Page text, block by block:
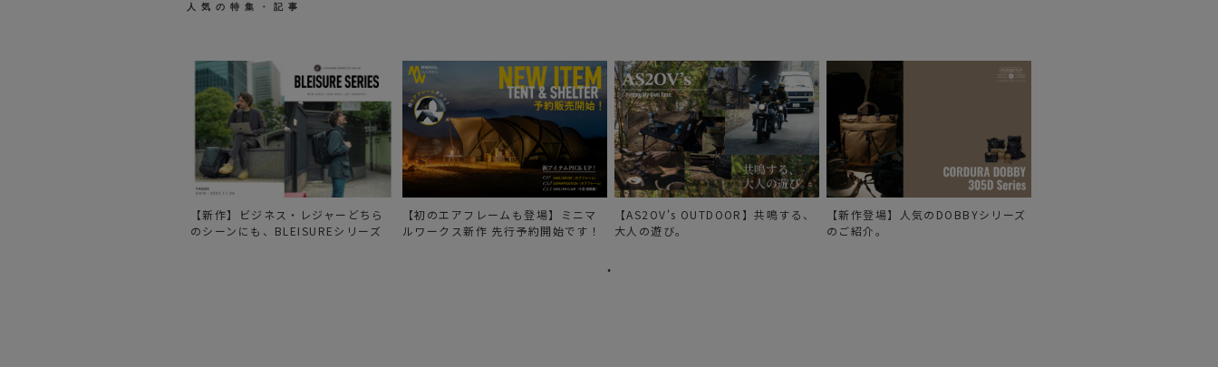
人気の特集・記事
【新作】ビジネス・レジャーどちら
のシーンにも、BLEISUREシリーズ
【初のエアフレームも登場】ミニマ
ルワークス新作 先行予約開始です！
【AS2OV's OUTDOOR】共鳴する、
大人の遊び。
【新作登場】人気のDOBBYシリーズ
のご紹介。